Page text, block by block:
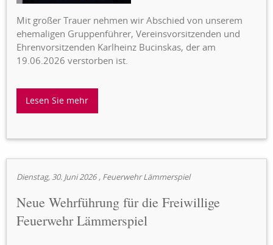
Mit großer Trauer nehmen wir Abschied von unserem
ehemaligen Gruppenführer, Vereinsvorsitzenden und
Ehrenvorsitzenden Karlheinz Bucinskas, der am
19.06.2026 verstorben ist.
Lesen Sie mehr
Dienstag, 30. Juni 2026 , Feuerwehr Lämmerspiel
Neue Wehrführung für die Freiwillige
Feuerwehr Lämmerspiel